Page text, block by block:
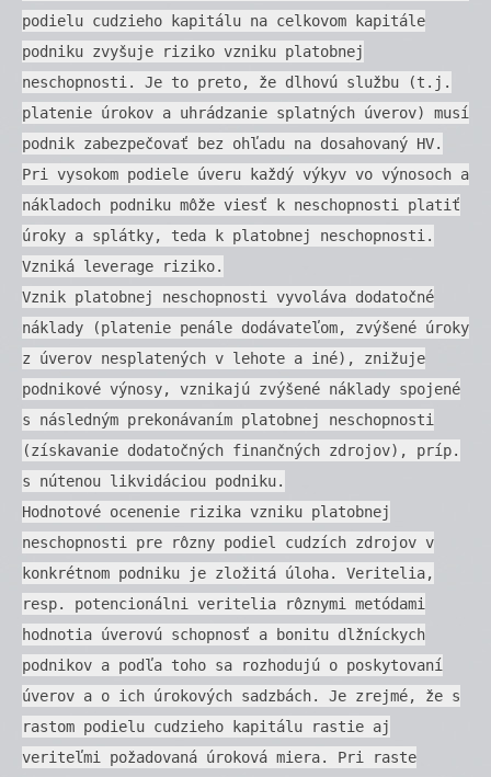
podielu cudzieho kapitálu na celkovom kapitále
podniku zvyšuje riziko vzniku platobnej
neschopnosti. Je to preto, že dlhovú službu (t.j.
platenie úrokov a uhrádzanie splatných úverov) musí
podnik zabezpečovať bez ohľadu na dosahovaný HV.
Pri vysokom podiele úveru každý výkyv vo výnosoch a
nákladoch podniku môže viesť k neschopnosti platiť
úroky a splátky, teda k platobnej neschopnosti.
Vzniká leverage riziko.
Vznik platobnej neschopnosti vyvoláva dodatočné
náklady (platenie penále dodávateľom, zvýšené úroky
z úverov nesplatených v lehote a iné), znižuje
podnikové výnosy, vznikajú zvýšené náklady spojené
s následným prekonávaním platobnej neschopnosti
(získavanie dodatočných finančných zdrojov), príp.
s nútenou likvidáciou podniku.
Hodnotové ocenenie rizika vzniku platobnej
neschopnosti pre rôzny podiel cudzích zdrojov v
konkrétnom podniku je zložitá úloha. Veritelia,
resp. potencionálni veritelia rôznymi metódami
hodnotia úverovú schopnosť a bonitu dlžníckych
podnikov a podľa toho sa rozhodujú o poskytovaní
úverov a o ich úrokových sadzbách. Je zrejmé, že s
rastom podielu cudzieho kapitálu rastie aj
veriteľmi požadovaná úroková miera. Pri raste